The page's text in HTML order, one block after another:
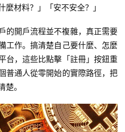
麼材料？」「安不安全？」
的開戶流程並不複雜，真正需要
工作。搞清楚自己要什麼、怎麼
台，這些比點擊「註冊」按鈕重
普通人從零開始的實際路徑，把
。